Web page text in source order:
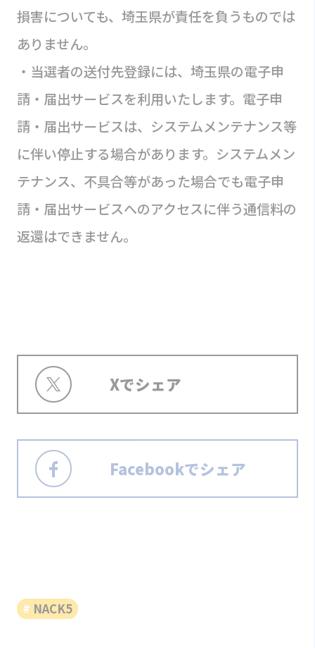
損害についても、埼玉県が責任を負うものでは
ありません。
・当選者の送付先登録には、埼玉県の電子申
請・届出サービスを利用いたします。電子申
請・届出サービスは、システムメンテナンス等
に伴い停止する場合があります。システムメン
テナンス、不具合等があった場合でも電子申
請・届出サービスへのアクセスに伴う通信料の
返還はできません。
Xでシェア
Facebookでシェア
NACK5